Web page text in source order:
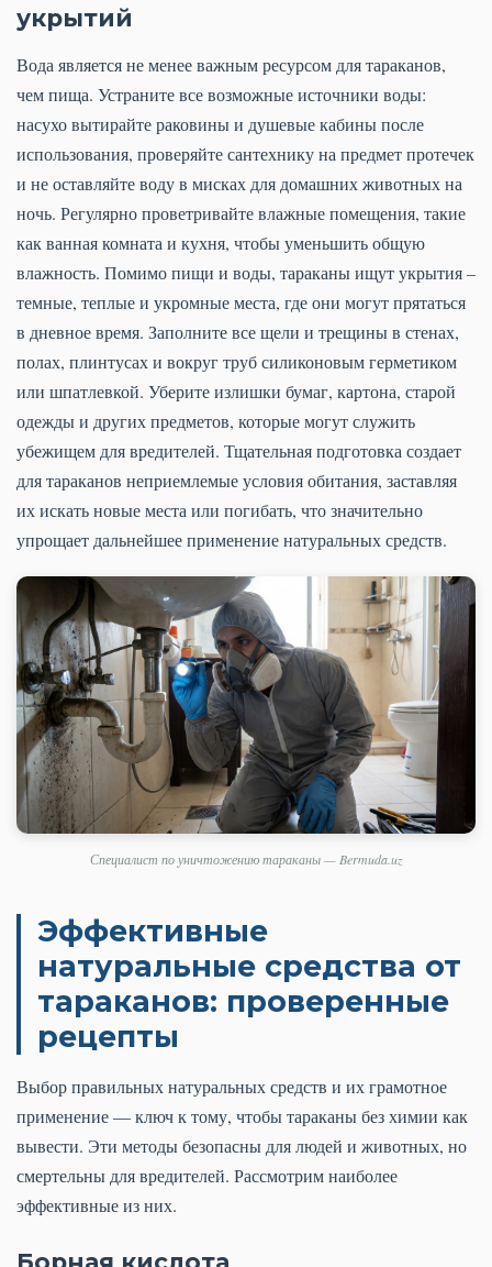
укрытий
Вода является не менее важным ресурсом для тараканов,
чем пища. Устраните все возможные источники воды:
насухо вытирайте раковины и душевые кабины после
использования, проверяйте сантехнику на предмет протечек
и не оставляйте воду в мисках для домашних животных на
ночь. Регулярно проветривайте влажные помещения, такие
как ванная комната и кухня, чтобы уменьшить общую
влажность. Помимо пищи и воды, тараканы ищут укрытия –
темные, теплые и укромные места, где они могут прятаться
в дневное время. Заполните все щели и трещины в стенах,
полах, плинтусах и вокруг труб силиконовым герметиком
или шпатлевкой. Уберите излишки бумаг, картона, старой
одежды и других предметов, которые могут служить
убежищем для вредителей. Тщательная подготовка создает
для тараканов неприемлемые условия обитания, заставляя
их искать новые места или погибать, что значительно
упрощает дальнейшее применение натуральных средств.
Специалист по уничтожению тараканы — Bermuda.uz
Эффективные
натуральные средства от
тараканов: проверенные
рецепты
Выбор правильных натуральных средств и их грамотное
применение — ключ к тому, чтобы тараканы без химии как
вывести. Эти методы безопасны для людей и животных, но
смертельны для вредителей. Рассмотрим наиболее
эффективные из них.
Борная кислота